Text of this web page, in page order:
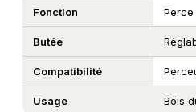
Fonction
Butée
Compatibilité
Usage Bois